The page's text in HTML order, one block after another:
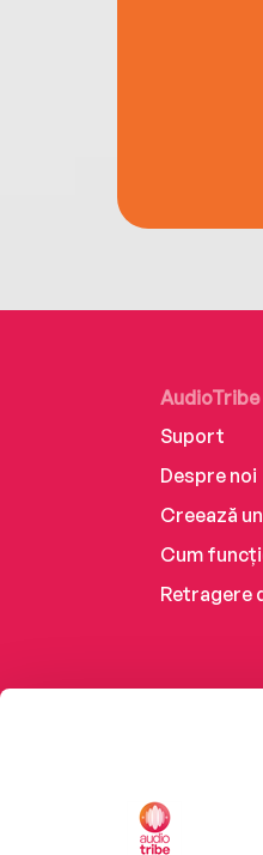
AudioTribe
Suport
Despre noi
Creează
Cum
Retragere